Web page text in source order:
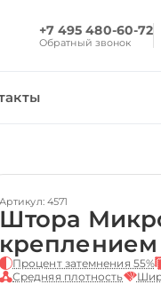
+7 495 480-60-72
Обратный звонок
Артикул: 4571
Штора
креплением
Процент затемнения 55%
Средняя плотность